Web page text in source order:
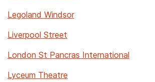
Legoland Windsor
Liverpool Street
London St Pancras International
Lyceum Theatre